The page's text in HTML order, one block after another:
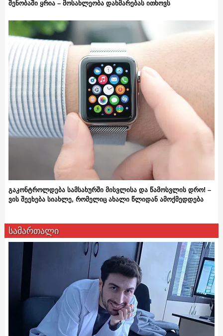
შენობაში ყრია – მოსახლეობა დახმარებას ითხოვს
გაკონტროლდება სამსახურში მისვლისა და წამოსვლის დრო! –
ვის შეეხება სიახლე, რომელიც ახალი წლიდან ამოქმედდება
სამართალი